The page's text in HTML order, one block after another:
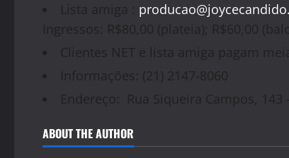
Lista amiga :
Ingressos: R$80,00 (plateia); R$60,00
Clientes NET e lista amiga pagam
Informações: (21) 2147-8060
Endereço: Rua Siqueira Campos, 143
ABOUT THE AUTHOR